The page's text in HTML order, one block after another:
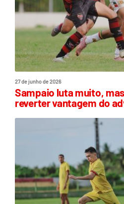
27 de junho de 2026
Sampaio luta muito,
reverter vantagem do